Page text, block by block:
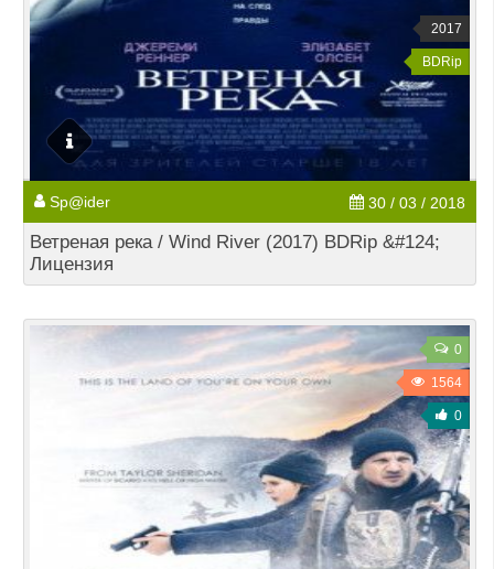
2017
BDRip
Sp@ider 30 / 03 / 2018
Ветреная река / Wind River (2017) BDRip &#124;
Лицензия
0
1564
0